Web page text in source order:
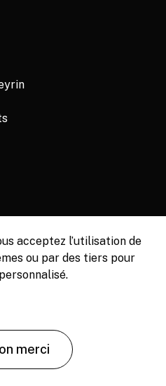
989 16 69
34
34 74
de Meyrin, 2026
acceptez l’utilisation de
ou par des tiers pour
merci